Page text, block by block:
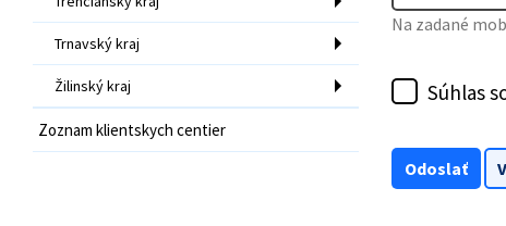
Trnavský kraj
Žilinský kraj
Zoznam klientskych centier
Na zadané
Súhlas